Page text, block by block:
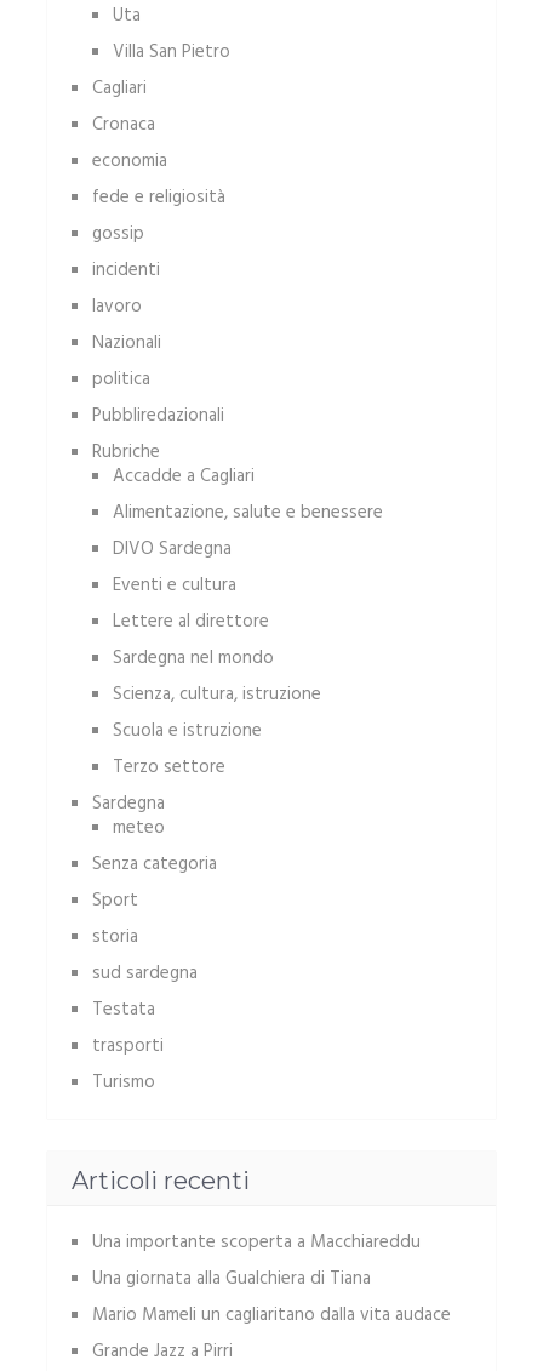
Uta
Villa San Pietro
Cagliari
Cronaca
economia
fede e religiosità
gossip
incidenti
lavoro
Nazionali
politica
Pubbliredazionali
Rubriche
Accadde a Cagliari
Alimentazione, salute e benessere
DIVO Sardegna
Eventi e cultura
Lettere al direttore
Sardegna nel mondo
Scienza, cultura, istruzione
Scuola e istruzione
Terzo settore
Sardegna
meteo
Senza categoria
Sport
storia
sud sardegna
Testata
trasporti
Turismo
Articoli recenti
Una importante scoperta a Macchiareddu
Una giornata alla Gualchiera di Tiana
Mario Mameli un cagliaritano dalla vita audace
Grande Jazz a Pirri